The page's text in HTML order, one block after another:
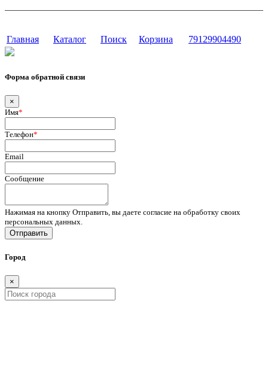
Главная Каталог Поиск Корзина 79129904490
Форма обратной связи
×
Имя*
Телефон*
Email
Сообщение
Нажимая на кнопку Отправить, вы даете согласие на обработку своих
персональных данных.
Отправить
Город
×